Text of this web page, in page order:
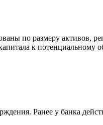
по размеру активов,
к
Ранее у банка